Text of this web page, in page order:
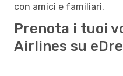
con amici e familiari.
Prenota i tuoi
Airlines su